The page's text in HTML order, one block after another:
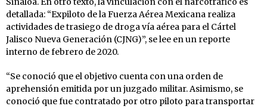
detallada: “Expiloto de la Fuerza Aérea Mexicana realiza
actividades de trasiego de droga vía aérea para el Cártel
Jalisco Nueva Generación (CJNG)”, se lee en un reporte
interno de febrero de 2020.
“Se conoció que el objetivo cuenta con una orden de
aprehensión emitida por un juzgado militar. Asimismo, se
conoció que fue contratado por otro piloto para transportar